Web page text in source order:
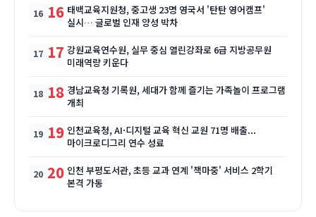
16 태백교육지원청, 중고생 23명 영국서 '탄탄 영어캠프'
실시… 글로벌 인재 양성 박차
17 강원교육연수원, 실무 중심 열린강좌로 6급 지방공무원
미래역량 키운다
18 경남교육청 기록원, 세대가 함께 즐기는 가족놀이 프로그램
개최
19 인천교육청, AI·디지털 교육 혁신 교원 71명 배출...
마이크로디그리 연수 성료
20 인천 부평도서관, 초등 교과 연계 '책마중' 서비스 2학기
본격 가동